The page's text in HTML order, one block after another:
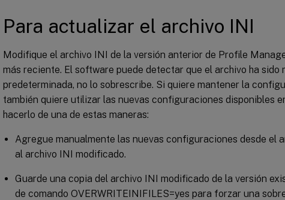
Para actualizar el archivo INI
Modifique el archivo INI de la versión anterior de Profile
más reciente. El software puede detectar que el archivo ha sido
predeterminada, no lo sobrescribe. Si quiere mantener la
también quiere utilizar las nuevas configuraciones disponibles
hacerlo de una de estas maneras:
Agregue manualmente las nuevas configuraciones desde el
al archivo INI modificado.
Guarde una copia del archivo INI modificado de la versión
de comando OVERWRITEINIFILES=yes para forzar una